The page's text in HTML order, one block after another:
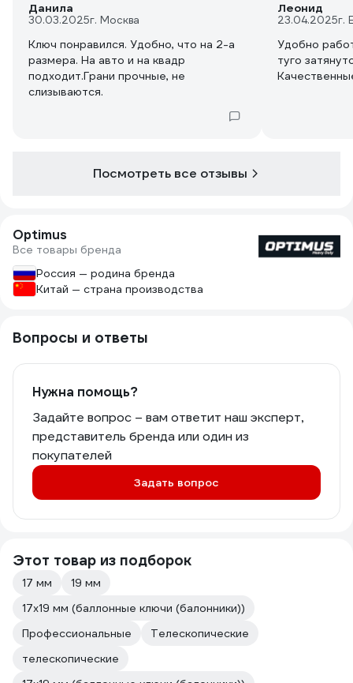
Данила
30.03.2025г. Москва
Ключ понравился. Удобно, что на 2-а
размера. На авто и на квадр
подходит.Грани прочные, не
слизываются.
Леонид
23.04.2025г.
Удобно
туго
Посмотреть все отзывы
Optimus
Все товары бренда
Россия — родина бренда
Китай — страна производства
Вопросы и ответы
Нужна помощь?
Задайте вопрос – вам ответит наш эксперт,
представитель бренда или один из
покупателей
Задать вопрос
Этот товар из подборок
17 мм
19 мм
17х19 мм (баллонные ключи (балонники))
Профессиональные
Телескопические
телескопические